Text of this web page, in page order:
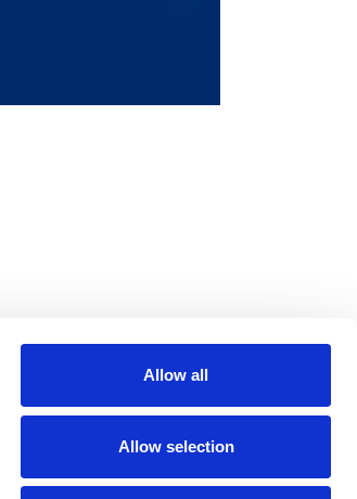
Allow all
Allow selection